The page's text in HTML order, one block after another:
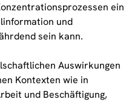
ein
und
sein kann.
Auswirkungen
Kontexten wie in
und Beschäftigung,